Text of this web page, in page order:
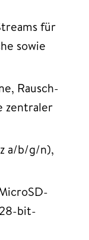
für
sowie
Rausch-
zentraler
a/b/g/n),
bit-